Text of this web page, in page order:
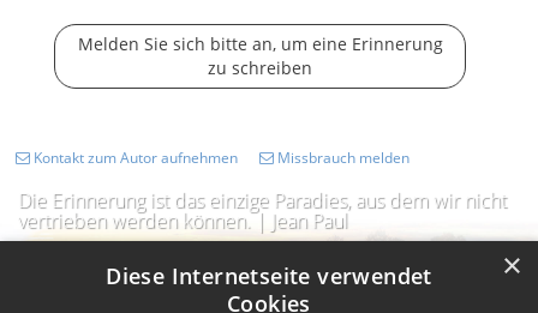
Melden Sie sich bitte an, um eine Erinnerung
zu schreiben
Die Erinnerung ist das einzige Paradies, aus dem wir nicht
vertrieben werden können. | Jean Paul
Kontakt zum Autor aufnehmen Missbrauch melden
×
Diese Internetseite verwendet
Cookies